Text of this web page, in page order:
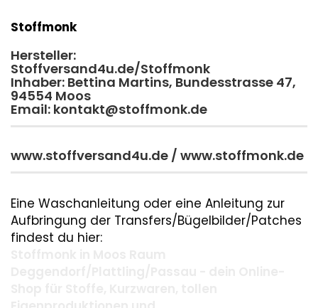
Stoffmonk
Hersteller:
Stoffversand4u.de/Stoffmonk
Inhaber: Bettina Martins, Bundesstrasse 47,
94554 Moos
Email: kontakt@stoffmonk.de
www.stoffversand4u.de / www.stoffmonk.de
Eine Waschanleitung oder eine Anleitung zur
Aufbringung der Transfers/Bügelbilder/Patches
findest du hier: